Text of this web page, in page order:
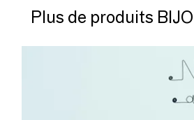
Plus de produits